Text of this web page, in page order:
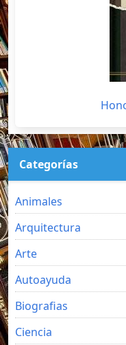
Categorías
Animales
Arquitectura
Arte
Autoayuda
Biografias
Ciencia